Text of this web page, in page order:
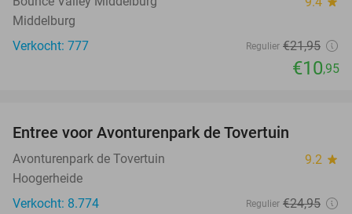
Middelburg
Verkocht: 777
Regulier €21,95
€10,95
Entree voor Avonturenpark de Tovertuin
Avonturenpark de Tovertuin 9.2 star
Hoogerheide
Verkocht: 8.774
Regulier €24,95